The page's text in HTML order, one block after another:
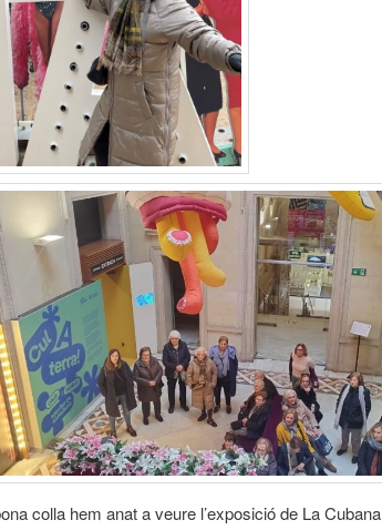
colla hem anat a veure l’exposició de La Cubana